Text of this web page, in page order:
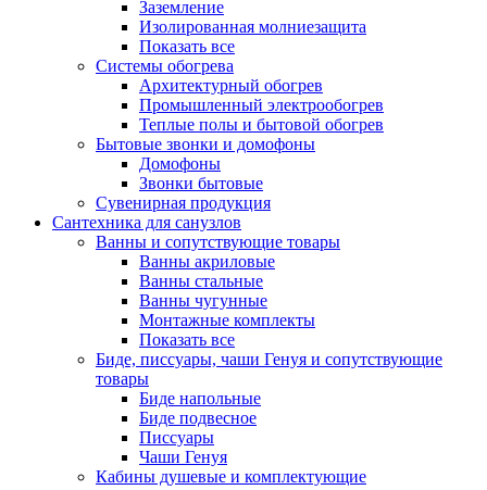
Заземление
Изолированная молниезащита
Показать все
Системы обогрева
Архитектурный обогрев
Промышленный электрообогрев
Теплые полы и бытовой обогрев
Бытовые звонки и домофоны
Домофоны
Звонки бытовые
Сувенирная продукция
Сантехника для санузлов
Ванны и сопутствующие товары
Ванны акриловые
Ванны стальные
Ванны чугунные
Монтажные комплекты
Показать все
Биде, писсуары, чаши Генуя и сопутствующие
товары
Биде напольные
Биде подвесное
Писсуары
Чаши Генуя
Кабины душевые и комплектующие